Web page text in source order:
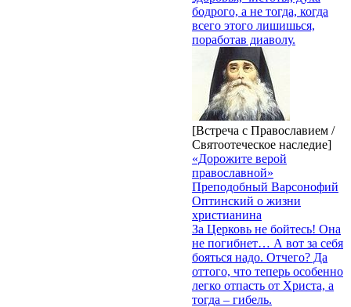
бодрого, а не тогда, когда
всего этого лишишься,
поработав диаволу.
[Встреча с Православием /
Святоотеческое наследие]
«Дорожите верой
православной»
Преподобный Варсонофий
Оптинский о жизни
христианина
За Церковь не бойтесь! Она
не погибнет… А вот за себя
бояться надо. Отчего? Да
оттого, что теперь особенно
легко отпасть от Христа, а
тогда – гибель.